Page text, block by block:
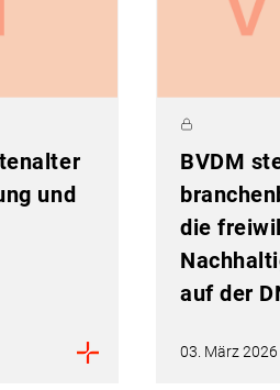
und
BVDM
die
auf der
03. März 2026